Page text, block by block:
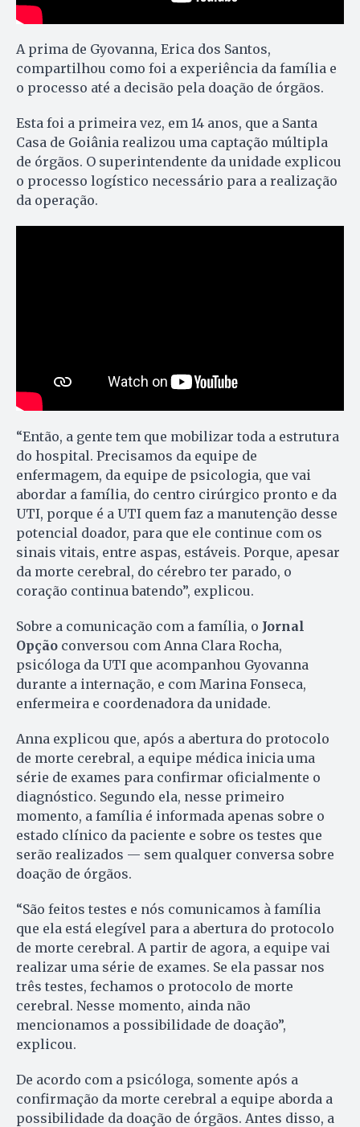
A prima de Gyovanna, Erica dos Santos,
compartilhou como foi a experiência da família e
o processo até a decisão pela doação de órgãos.
Esta foi a primeira vez, em 14 anos, que a Santa
Casa de Goiânia realizou uma captação múltipla
de órgãos. O superintendente da unidade explicou
o processo logístico necessário para a realização
da operação.
“Então, a gente tem que mobilizar toda a estrutura
do hospital. Precisamos da equipe de
enfermagem, da equipe de psicologia, que vai
abordar a família, do centro cirúrgico pronto e da
UTI, porque é a UTI quem faz a manutenção desse
potencial doador, para que ele continue com os
sinais vitais, entre aspas, estáveis. Porque, apesar
da morte cerebral, do cérebro ter parado, o
coração continua batendo”, explicou.
Sobre a comunicação com a família, o Jornal
Opção conversou com Anna Clara Rocha,
psicóloga da UTI que acompanhou Gyovanna
durante a internação, e com Marina Fonseca,
enfermeira e coordenadora da unidade.
Anna explicou que, após a abertura do protocolo
de morte cerebral, a equipe médica inicia uma
série de exames para confirmar oficialmente o
diagnóstico. Segundo ela, nesse primeiro
momento, a família é informada apenas sobre o
estado clínico da paciente e sobre os testes que
serão realizados — sem qualquer conversa sobre
doação de órgãos.
“São feitos testes e nós comunicamos à família
que ela está elegível para a abertura do protocolo
de morte cerebral. A partir de agora, a equipe vai
realizar uma série de exames. Se ela passar nos
três testes, fechamos o protocolo de morte
cerebral. Nesse momento, ainda não
mencionamos a possibilidade de doação”,
explicou.
De acordo com a psicóloga, somente após a
confirmação da morte cerebral a equipe aborda a
possibilidade da doação de órgãos. Antes disso, a